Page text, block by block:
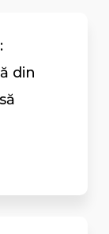
din